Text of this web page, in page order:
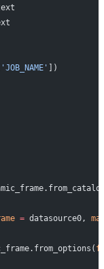
'JOB_NAME' ])
= datasource0,